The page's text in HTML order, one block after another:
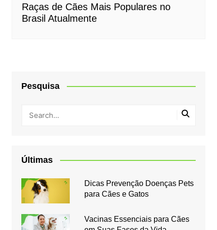
Raças de Cães Mais Populares no
Brasil Atualmente
Pesquisa
Últimas
Dicas Prevenção Doenças Pets
para Cães e Gatos
Vacinas Essenciais para Cães